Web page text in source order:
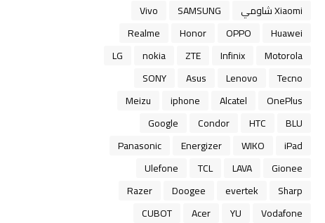
Xiaomi شاومي SAMSUNG
Vivo
Huawei
OPPO
Honor
Realme
Motorola
Infinix
ZTE
nokia
LG
Tecno
Lenovo
Asus
SONY
OnePlus
Alcatel
iphone
Meizu
BLU
HTC
Condor
Google
iPad
WIKO
Energizer
Panasonic
Gionee
LAVA
TCL
Ulefone
Sharp
evertek
Doogee
Razer
Vodafone
YU
Acer
CUBOT